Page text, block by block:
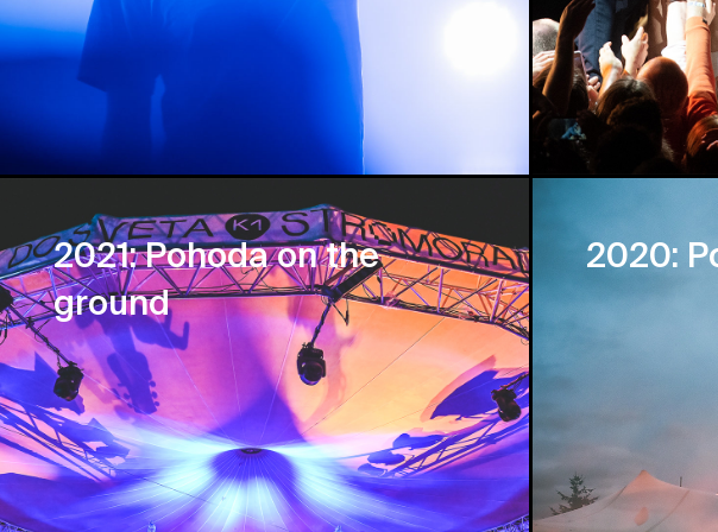
2021: Pohoda on the
ground
2020: